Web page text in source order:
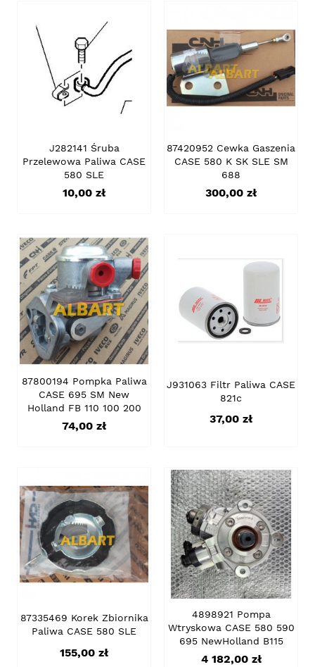
J282141 Śruba
Przelewowa Paliwa CASE
580 SLE
Cena
10,00 zł
87420952 Cewka Gaszenia
CASE 580 K SK SLE SM
688
Cena
300,00 zł
87800194 Pompka Paliwa
CASE 695 SM New
Holland FB 110 100 200
Cena
74,00 zł
J931063 Filtr Paliwa CASE
821c
Cena
37,00 zł
87335469 Korek Zbiornika
Paliwa CASE 580 SLE
Cena
155,00 zł
4898921 Pompa
Wtryskowa CASE 580 590
695 NewHolland B115
Cena
4 182,00 zł